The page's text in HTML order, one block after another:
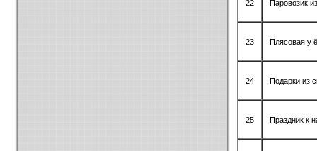
22 Паровозик
23 Плясовая у
24 Подарки из
25 Праздник к